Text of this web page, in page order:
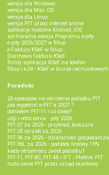
wersja dla Windows
wersja dla Mac OS
wersja dla Linux
wersja PIT przez internet online
aplikacje mobilne Android, iOS
archiwalna wersja Programu e-pity
e-pity 2026/2027 w fillup
e‑Faktury KSeF w fillup
Darmowa faktura KSeF
firmly aplikacja KSeF na telefon
fillup | k24 - KSeF w biurze rachunkowym
Poradniki
26 sposobów na obniżenie podatku PIT
jak wypełnić e-PIT'a 2027 ?
dostałem PIT-11 i co dalej?
ulgi i odliczenia - pity 2026
PIT-37 za 2026 - przykład, broszura
PIT-28 ryczałt za 2026
PIT-36 za 2026 - działalność gospodarcza
PIT-36L za 2026 - podatek liniowy 19%
kiedy otrzymasz zwrot podatku?
PIT-11, PIT-8C, PIT-4R i IFT - Płatnik PIT
rozliczenie PIT przez urząd skarbowy